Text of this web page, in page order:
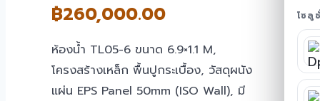
โซลู
฿260,000.00
ห้องน้ำ TL05-6 ขนาด 6.9×1.1 M,
โครงสร้างเหล็ก พื้นปูกระเบื้อง, วัสดุผนัง
แผ่น EPS Panel 50mm (ISO Wall), มี